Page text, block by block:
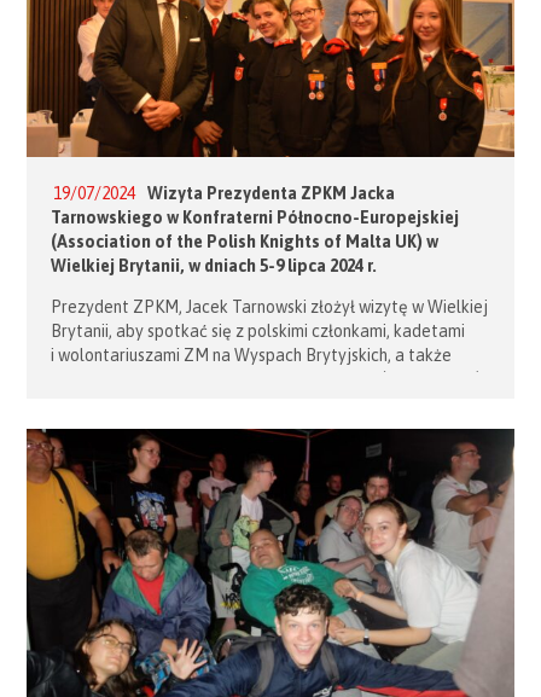
19/07/2024
Wizyta Prezydenta ZPKM Jacka
Tarnowskiego w Konfraterni Północno-Europejskiej
(Association of the Polish Knights of Malta UK) w
Wielkiej Brytanii, w dniach 5-9 lipca 2024 r.
Prezydent ZPKM, Jacek Tarnowski złożył wizytę w Wielkiej
Brytanii, aby spotkać się z polskimi członkami, kadetami
i wolontariuszami ZM na Wyspach Brytyjskich, a także
Parafii Chrystusa Króla w Londynie odbyła się Msza Święta
oraz spotkanie z kadetami i wolontariuszami, które
pozwoliło przybliżyć działania sekcji polskiej Zakonu
na Wyspach, jak również podzielić się wizją […]